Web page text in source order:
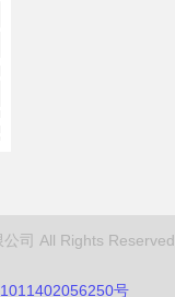
司 All Rights Reserved
号